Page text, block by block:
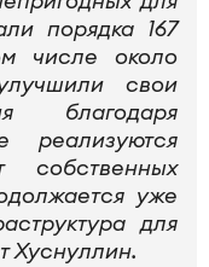
порядка 167
числе около
свои
благодаря
реализуются
уже
для
Хуснуллин.